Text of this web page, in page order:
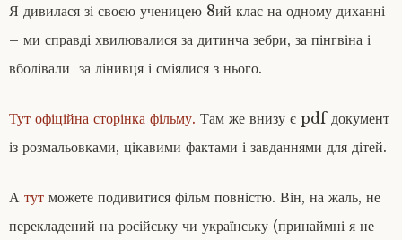
Я дивилася зі своєю ученицею 8ий клас на одному диханні
– ми справді хвилювалися за дитинча зебри, за пінгвіна і
вболівали за лінивця і сміялися з нього.
Тут офіційна сторінка фільму. Там же внизу є pdf документ
із розмальовками, цікавими фактами і завданнями для дітей.
А тут можете подивитися фільм повністю. Він, на жаль, не
перекладений на російську чи українську (принаймні я не